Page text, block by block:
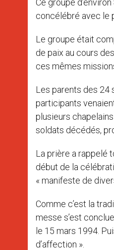
Ce groupe
concélébré avec le
Le groupe était
de paix au cours
ces mêmes
Les parents des 24
participants
plusieurs
soldats décédés,
La prière a rappelé
début de la
« manifeste de
Comme c’est la
messe s’est
le 15 mars 1994.
d’affection ».